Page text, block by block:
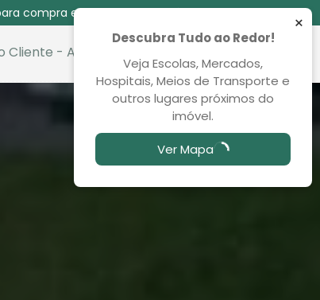
compra e venda das 08:30 às 00:00
Cliente - Aluguel
×
Descubra Tudo ao Redor!
Veja Escolas, Mercados,
Hospitais, Meios de Transporte e
outros lugares próximos do
imóvel.
Ver Mapa